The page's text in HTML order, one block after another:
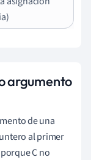
argumento
de una
al primer
C no